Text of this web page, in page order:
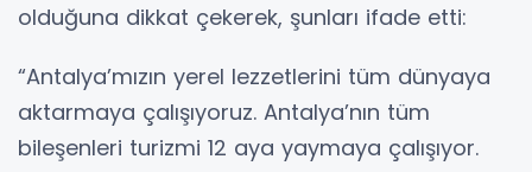
olduğuna dikkat çekerek, şunları ifade etti:
“Antalya’mızın yerel lezzetlerini tüm dünyaya
aktarmaya çalışıyoruz. Antalya’nın tüm
bileşenleri turizmi 12 aya yaymaya çalışıyor.